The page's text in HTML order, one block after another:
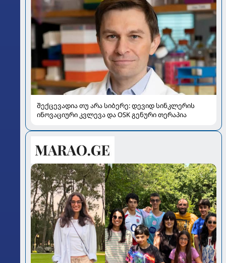
შექცევადია თუ არა სიბერე: დევიდ სინკლერის
ინოვაციური კვლევა და OSK გენური თერაპია